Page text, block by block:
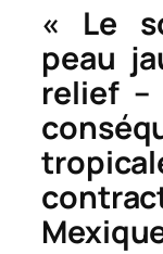
« Le
peau
relief